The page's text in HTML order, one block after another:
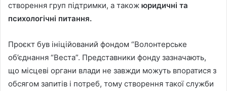
створення груп підтримки, а також юридичні та
психологічні питання.
Проєкт був ініційований фондом “Волонтерське
об’єднання “Веста”. Представники фонду зазначають,
що місцеві органи влади не завжди можуть впоратися з
обсягом запитів і потреб, тому створення такої служби